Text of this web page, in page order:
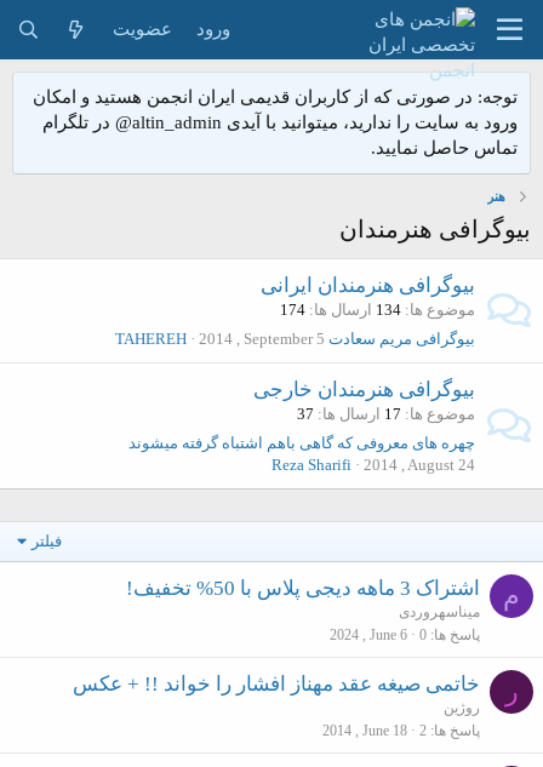
ورود عضویت
توجه: در صورتی که از کاربران قدیمی ایران انجمن هستید و امکان
ورود به سایت را ندارید، میتوانید با آیدی altin_admin@ در تلگرام
تماس حاصل نمایید.
هنر
بیوگرافی هنرمندان
بیوگرافی هنرمندان ایرانی
موضوع ها 134 ارسال ها 174
بیوگرافی مریم سعادت 2014 , September 5
TAHEREH
بیوگرافی هنرمندان خارجی
موضوع ها 17 ارسال ها 37
چهره های معروفی که گاهی باهم اشتباه گرفته میشوند
2014 , August 24
Reza Sharifi
فیلتر
م اشتراک 3 ماهه دیجی‌ پلاس با 50% تخفیف!
میناسهروردی
پاسخ ها 0
2024 , June 6
ر خاتمی صیغه عقد مهناز افشار را خواند !! + عکس
روژین
پاسخ ها 2
2014 , June 18